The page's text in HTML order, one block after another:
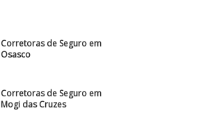
Corretoras de Seguro em
Osasco
Corretoras de Seguro em
Mogi das Cruzes